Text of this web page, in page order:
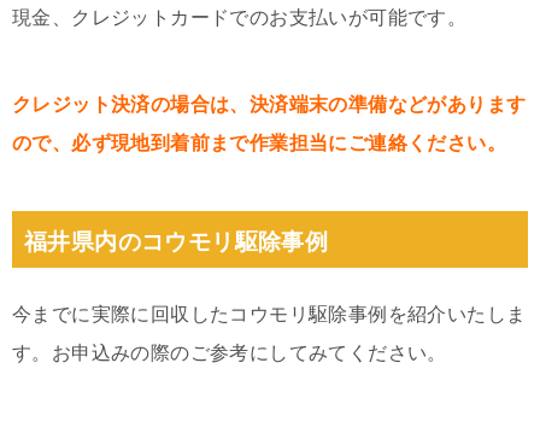
現金、クレジットカードでのお支払いが可能です。
クレジット決済の場合は、決済端末の準備などがあります
ので、必ず現地到着前まで作業担当にご連絡ください。
福井県内のコウモリ駆除事例
今までに実際に回収したコウモリ駆除事例を紹介いたしま
す。お申込みの際のご参考にしてみてください。